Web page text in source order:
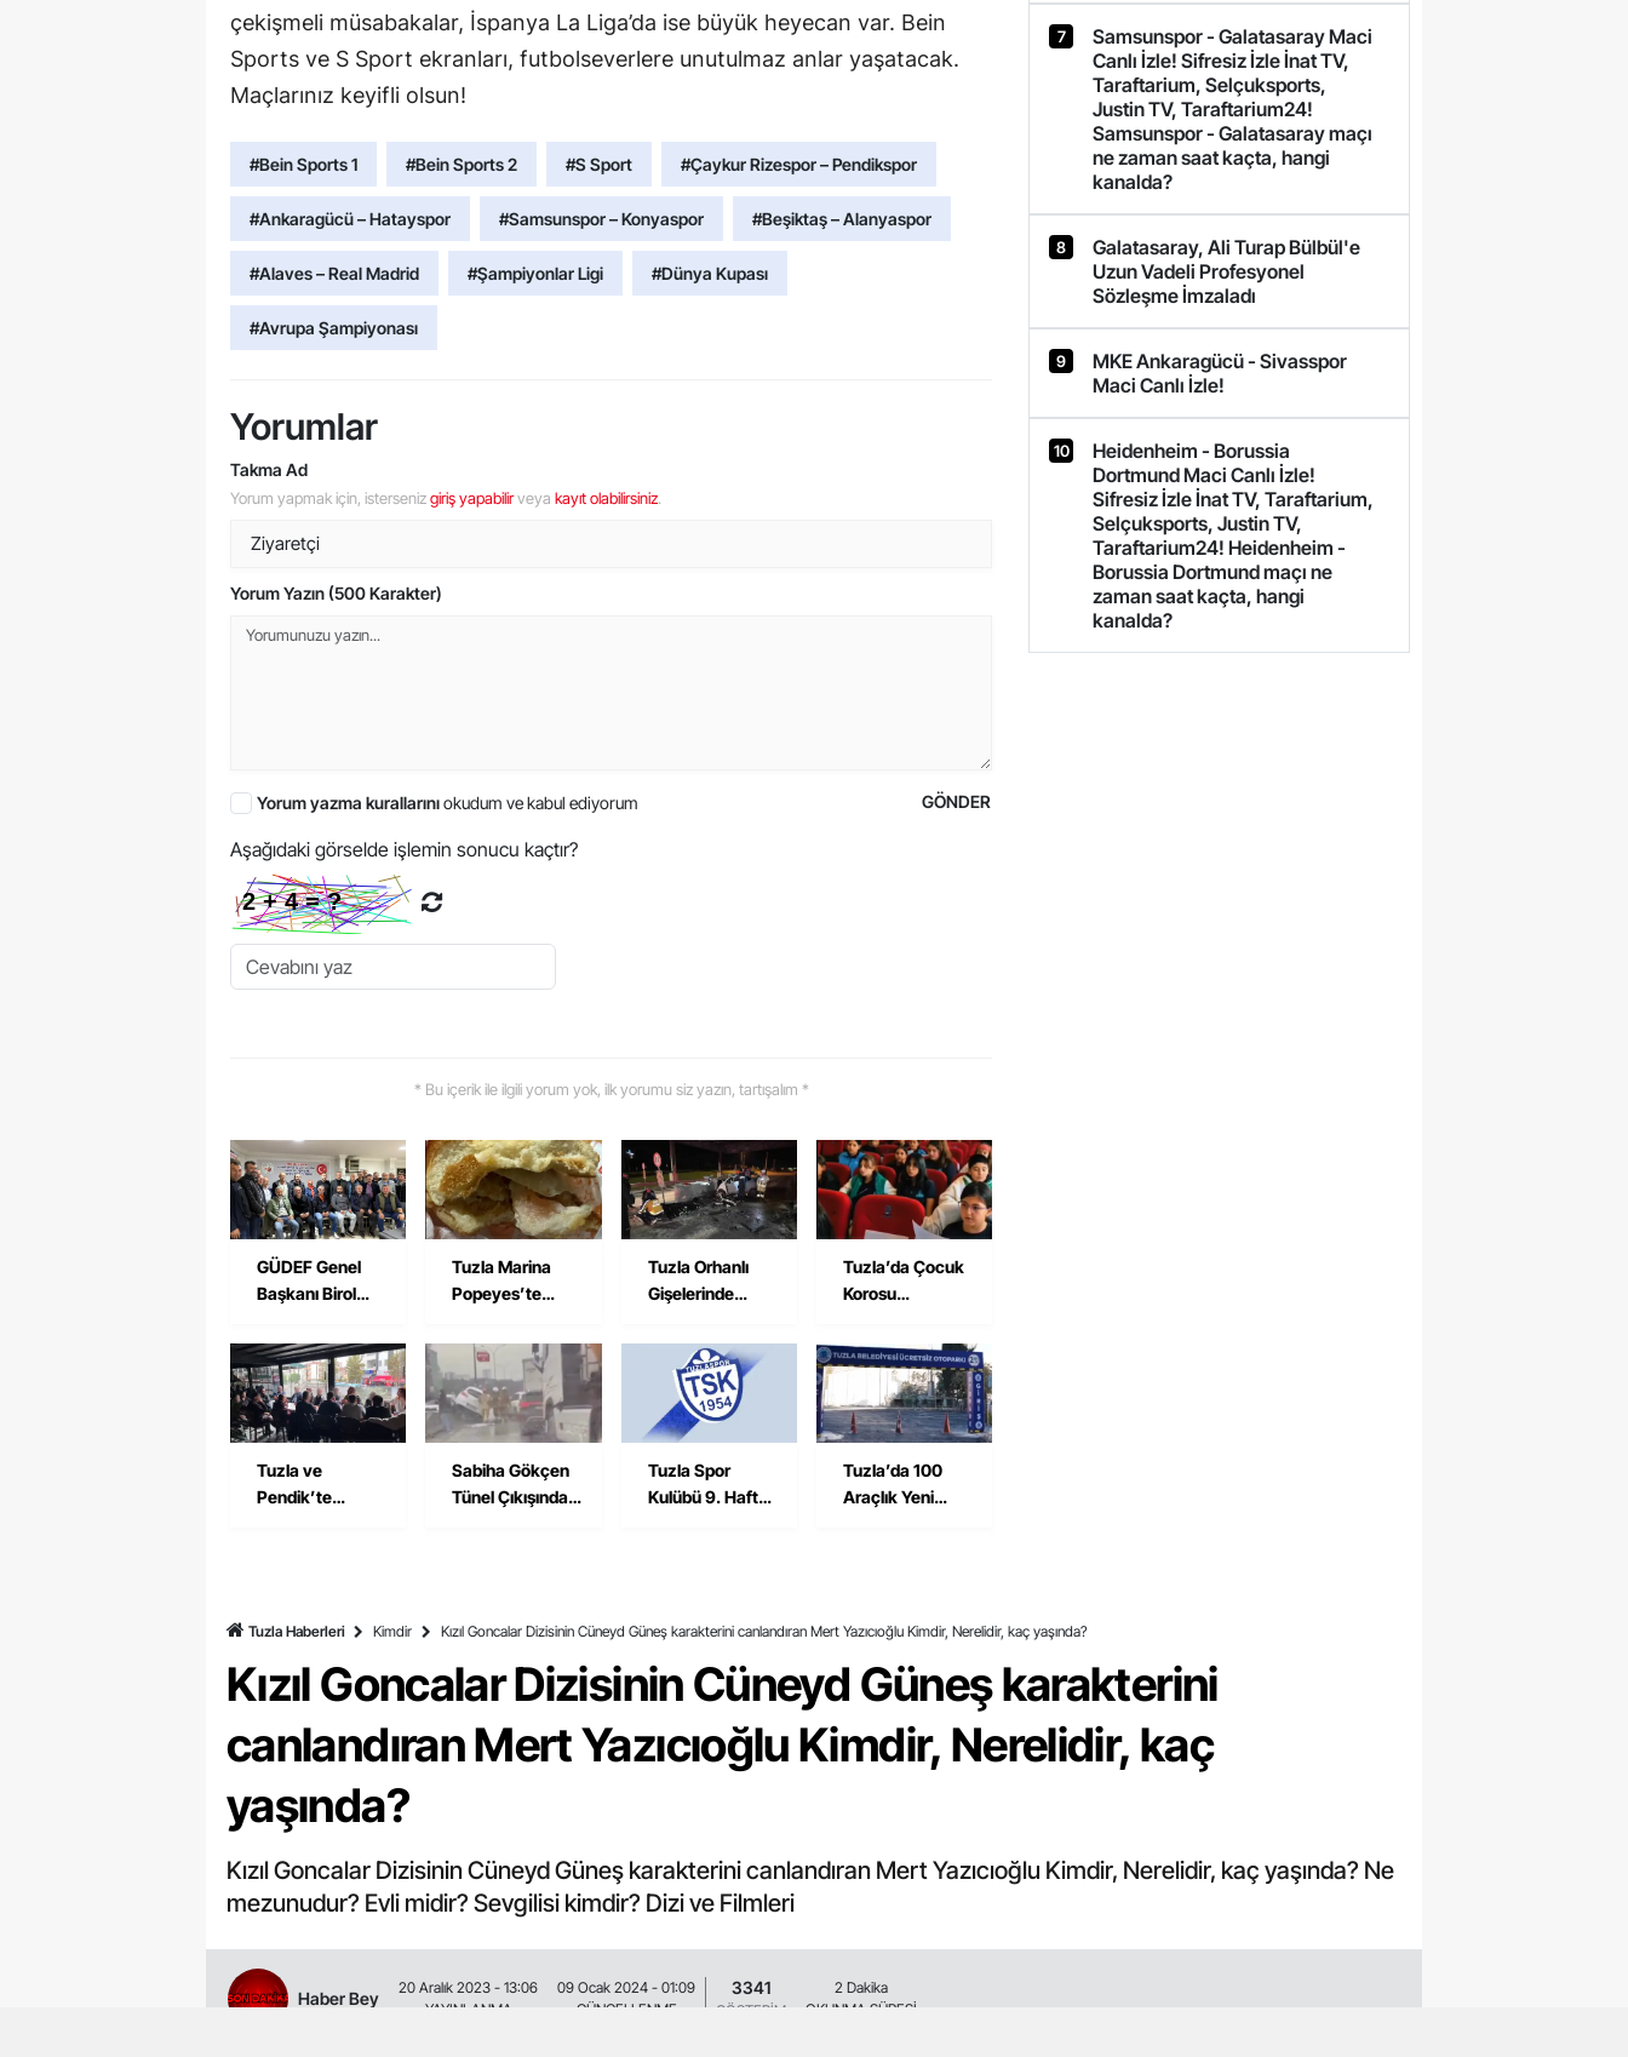
çekişmeli müsabakalar, İspanya La Liga’da ise büyük heyecan var. Bein
Sports ve S Sport ekranları, futbolseverlere unutulmaz anlar yaşatacak.
Maçlarınız keyifli olsun!
#Bein Sports 1 #Bein Sports 2 #S Sport #Çaykur Rizespor – Pendikspor
#Ankaragücü – Hatayspor #Samsunspor – Konyaspor #Beşiktaş – Alanyaspor
#Alaves – Real Madrid #Şampiyonlar Ligi #Dünya Kupası
#Avrupa Şampiyonası
Yorumlar
Takma Ad
Yorum yapmak için, istersenizgiriş yapabilirveya kayıt olabilirsiniz.
Yorum Yazın (500 Karakter)
GÖNDER
Yorum yazma kurallarınıokudum ve kabul ediyorum
Aşağıdaki görselde işlemin sonucu kaçtır?
* Bu içerik ile ilgili yorum yok, ilk yorumu siz yazın, tartışalım *
GÜDEF Genel
Başkanı Birol
ve Pendik
Derneğine
Ziyaret
Tuzla Marina
Popeyes’te
Burger Tepki
Çekti
Tuzla Orhanlı
Gişelerinde
Savran Hayatını
Kaybetti
Tuzla’da Çocuk
Korosu
Sürdürüyor
Tuzla ve
Pendik’te
Sabiha Gökçen
Tünel Çıkışında
Tuzla Spor
Kulübü 9. Hafta
Tuzla’da 100
Araçlık Yeni
7
Samsunspor - Galatasaray Maci
Canlı İzle! Sifresiz İzle İnat TV,
Taraftarium, Selçuksports,
Justin TV, Taraftarium24!
Samsunspor - Galatasaray maçı
ne zaman saat kaçta, hangi
kanalda?
8
Galatasaray, Ali Turap Bülbül'e
Uzun Vadeli Profesyonel
Sözleşme İmzaladı
9
MKE Ankaragücü - Sivasspor
Maci Canlı İzle!
10
Heidenheim - Borussia
Dortmund Maci Canlı İzle!
Sifresiz İzle İnat TV, Taraftarium,
Selçuksports, Justin TV,
Taraftarium24! Heidenheim -
Borussia Dortmund maçı ne
zaman saat kaçta, hangi
kanalda?
Tuzla Haberleri Kimdir Kızıl Goncalar Dizisinin Cüneyd Güneş karakterini canlandıran Mert Yazıcıoğlu Kimdir, Nerelidir, kaç yaşında?
Kızıl Goncalar Dizisinin Cüneyd Güneş karakterini
canlandıran Mert Yazıcıoğlu Kimdir, Nerelidir, kaç
yaşında?
Kızıl Goncalar Dizisinin Cüneyd Güneş karakterini canlandıran Mert Yazıcıoğlu Kimdir, Nerelidir, kaç yaşında? Ne
mezunudur? Evli midir? Sevgilisi kimdir? Dizi ve Filmleri
Haber Bey
20 Aralık 2023 - 13:06
YAYINLANMA
09 Ocak 2024 - 01:09
GÜNCELLENME
3341
GÖSTERİM
2 Dakika
OKUNMA SÜRESİ